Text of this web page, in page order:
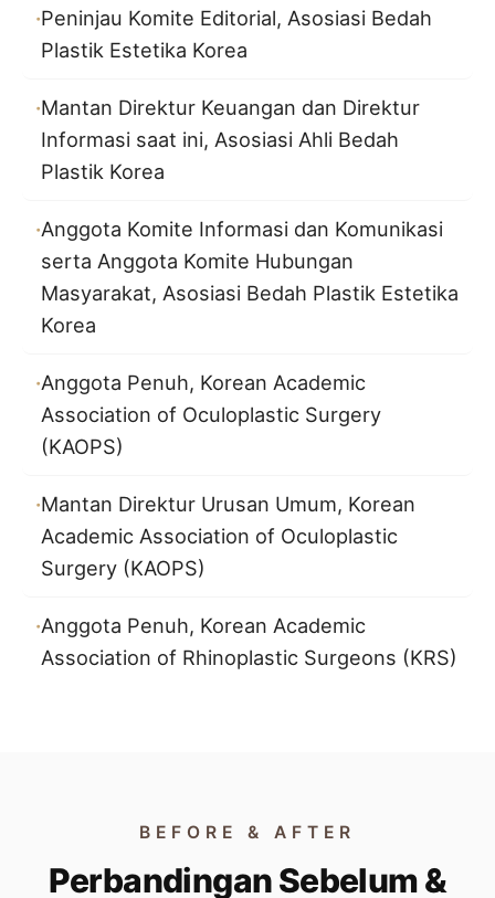
Peninjau Komite Editorial, Asosiasi Bedah
Plastik Estetika Korea
Mantan Direktur Keuangan dan Direktur
Informasi saat ini, Asosiasi Ahli Bedah
Plastik Korea
Anggota Komite Informasi dan Komunikasi
serta Anggota Komite Hubungan
Masyarakat, Asosiasi Bedah Plastik Estetika
Korea
Anggota Penuh, Korean Academic
Association of Oculoplastic Surgery
(KAOPS)
Mantan Direktur Urusan Umum, Korean
Academic Association of Oculoplastic
Surgery (KAOPS)
Anggota Penuh, Korean Academic
Association of Rhinoplastic Surgeons (KRS)
BEFORE & AFTER
Perbandingan Sebelum &